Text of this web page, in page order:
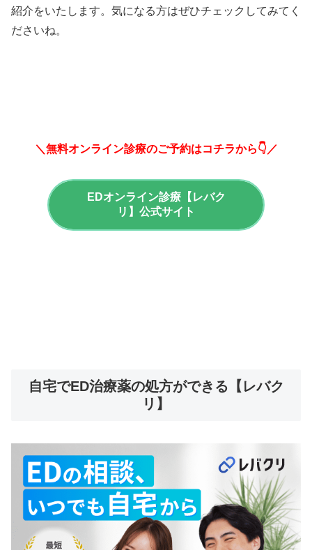
紹介をいたします。気になる方はぜひチェックしてみてく
ださいね。
＼無料オンライン診療のご予約はコチラから👇／
EDオンライン診療【レバク
リ】公式サイト
自宅でED治療薬の処方ができる【レバク
リ】